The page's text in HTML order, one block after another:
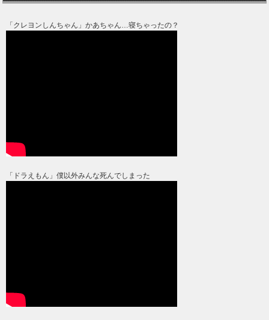
「クレヨンしんちゃん」かあちゃん…寝ちゃったの？
「ドラえもん」僕以外みんな死んでしまった